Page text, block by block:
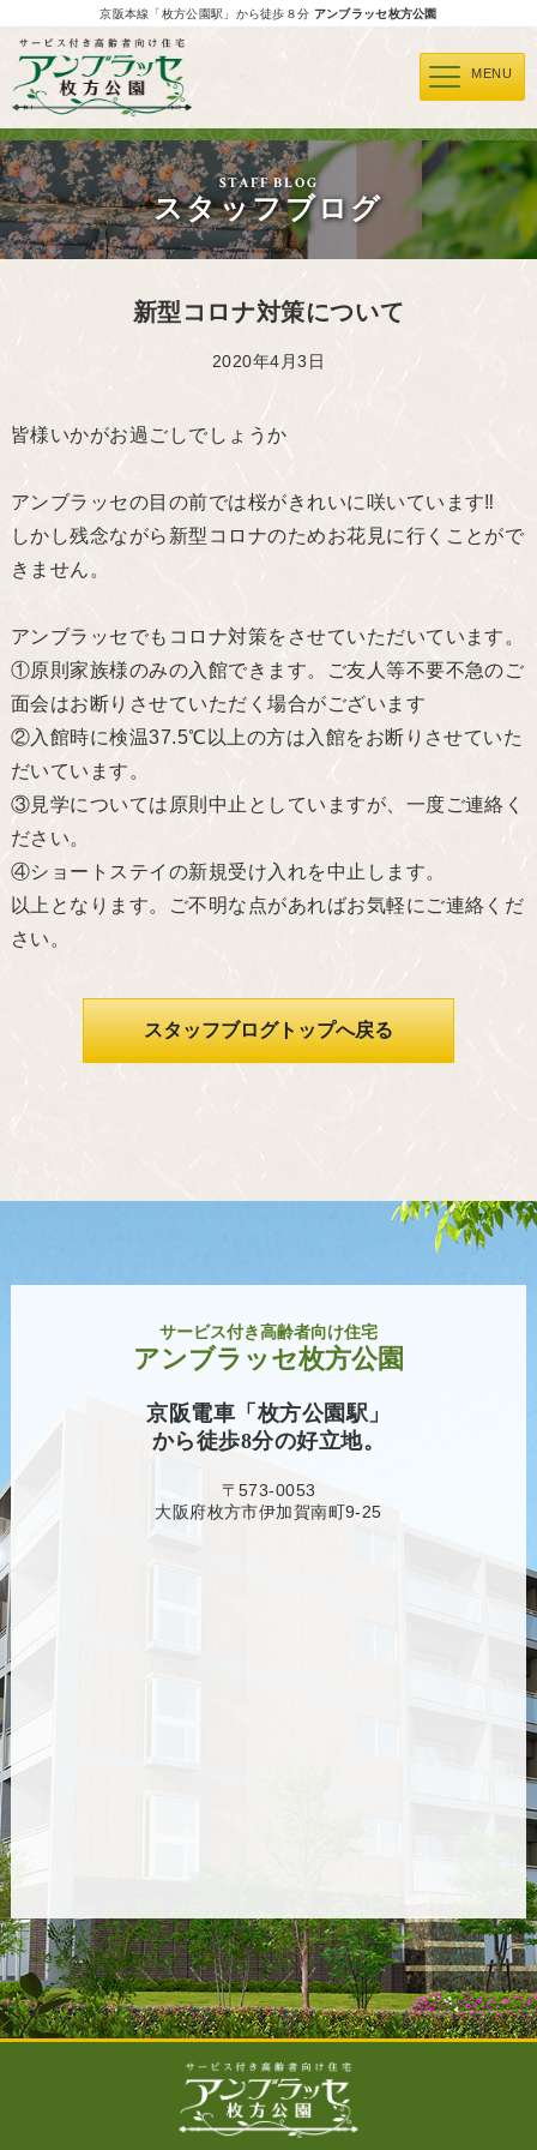
京阪本線「枚方公園駅」から徒歩８分 アンブラッセ枚方公園
MENU
STAFF BLOG
スタッフブログ
新型コロナ対策について
2020年4月3日
皆様いかがお過ごしでしょうか
アンブラッセの目の前では桜がきれいに咲いています‼
しかし残念ながら新型コロナのためお花見に行くことがで
きません。
アンブラッセでもコロナ対策をさせていただいています。
①原則家族様のみの入館できます。ご友人等不要不急のご
面会はお断りさせていただく場合がございます
②入館時に検温37.5℃以上の方は入館をお断りさせていた
だいています。
③見学については原則中止としていますが、一度ご連絡く
ださい。
④ショートステイの新規受け入れを中止します。
以上となります。ご不明な点があればお気軽にご連絡くだ
さい。
スタッフブログトップへ戻る
サービス付き高齢者向け住宅
アンブラッセ枚方公園
京阪電車「枚方公園駅」
から徒歩8分の好立地。
〒573-0053
大阪府枚方市伊加賀南町9-25